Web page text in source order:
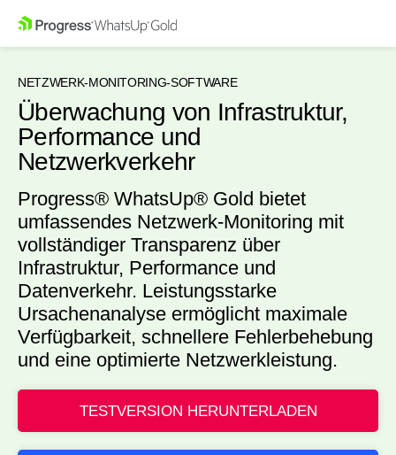
NETZWERK-MONITORING-SOFTWARE
Überwachung von Infrastruktur,
Performance und
Netzwerkverkehr
Progress® WhatsUp® Gold bietet
umfassendes Netzwerk-Monitoring mit
vollständiger Transparenz über
Infrastruktur, Performance und
Datenverkehr. Leistungsstarke
Ursachenanalyse ermöglicht maximale
Verfügbarkeit, schnellere Fehlerbehebung
und eine optimierte Netzwerkleistung.
TESTVERSION HERUNTERLADEN